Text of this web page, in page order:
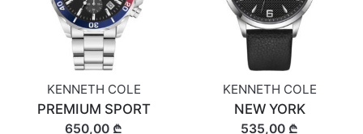
KENNETH COLE
PREMIUM SPORT
650,00 ₾
KENNETH COLE
NEW YORK
535,00 ₾